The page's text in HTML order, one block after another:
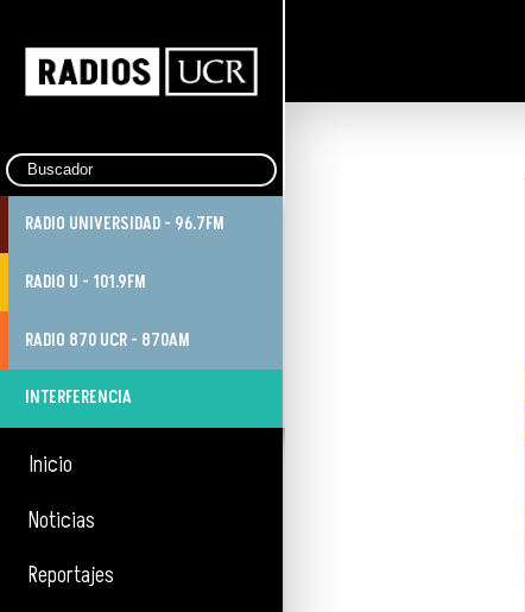
RADIO UNIVERSIDAD - 96.7FM
RADIO U - 101.9FM
RADIO 870 UCR - 870AM
INTERFERENCIA
Inicio
Noticias
Reportajes